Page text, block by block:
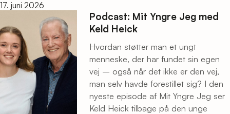
17. juni 2026
Podcast: Mit Yngre Jeg med
Keld Heick
Hvordan støtter man et ungt
menneske, der har fundet sin egen
vej – også når det ikke er den vej,
man selv havde forestillet sig? I den
nyeste episode af Mit Yngre Jeg ser
Keld Heick tilbage på den unge